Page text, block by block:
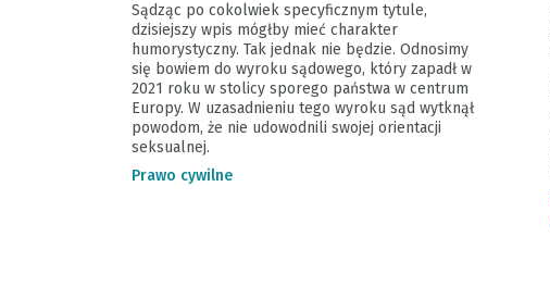
Sądząc po cokolwiek specyficznym tytule,
dzisiejszy wpis mógłby mieć charakter
humorystyczny. Tak jednak nie będzie. Odnosimy
się bowiem do wyroku sądowego, który zapadł w
2021 roku w stolicy sporego państwa w centrum
Europy. W uzasadnieniu tego wyroku sąd wytknął
powodom, że nie udowodnili swojej orientacji
seksualnej.
Prawo cywilne